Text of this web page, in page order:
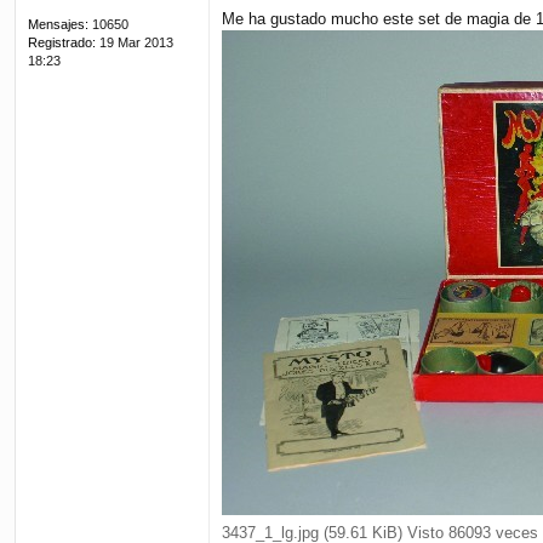
Mensajes: 10650
Registrado: 19 Mar 2013
18:23
Me ha gustado mucho este set de magia de
3437_1_lg.jpg (59.61 KiB) Visto 86093 veces